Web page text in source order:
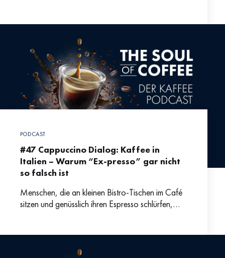
PODCAST
#47 Cappuccino Dialog: Kaffee in
Italien – Warum “Ex-presso” gar nicht
so falsch ist
Menschen, die an kleinen Bistro-Tischen im Café
sitzen und genüsslich ihren Espresso schlürfen,